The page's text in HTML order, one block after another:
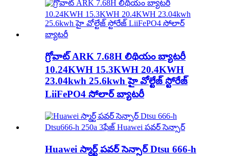
గ్రోవాట్ ARK 7.68H లిథియం బ్యాటరీ
10.24KWH 15.3KWH 20.4KWH
23.04kwh 25.6kwh హై వోల్టేజ్ స్టోరేజ్
LiiFePO4 సోలార్ బ్యాటరీ
Huawei స్మార్ట్ పవర్ సెన్సార్ Dtsu 666-h